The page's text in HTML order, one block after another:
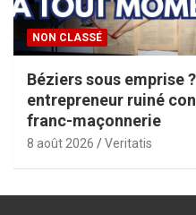
NON CLASSÉ
Béziers sous emprise
entrepreneur ruiné
franc-maçonnerie
8 août 2026 Veritatis